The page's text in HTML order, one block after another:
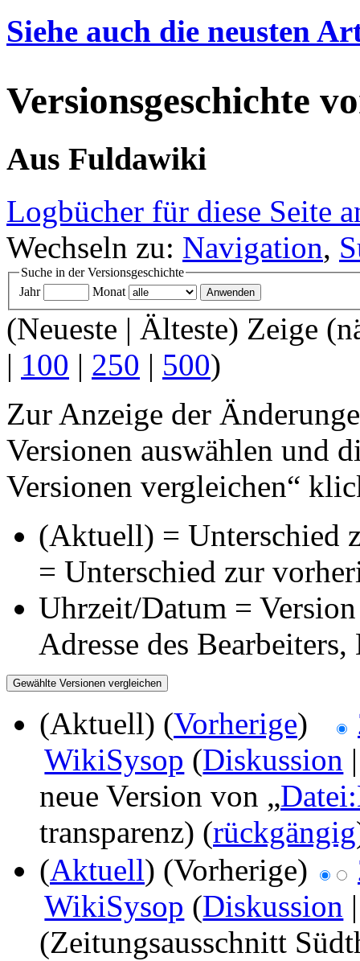
Siehe auch die neusten
Versionsgeschichte
Aus Fuldawiki
Logbücher für diese Seite
Wechseln zu: Navigation,
Suche in der Versionsgeschichte
Jahr
Monat
(Neueste | Älteste) Zeige
| 100 | 250 | 500)
Zur Anzeige der
Versionen auswählen und
Versionen vergleichen“
(Aktuell) = Unterschied
= Unterschied zur
Uhrzeit/Datum =
Adresse des
(Aktuell) (Vorherige)
WikiSysop (Diskussion
neue Version von „
transparenz) (rückgängig
(Aktuell) (Vorherige)
WikiSysop (Diskussion
(Zeitungsausschnitt